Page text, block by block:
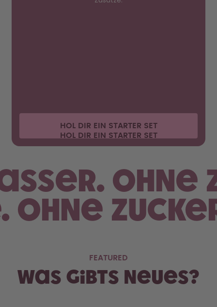
HOL DIR EIN STARTER SET
Ohne
Ohne
FEATURED
Was gibts Neues?